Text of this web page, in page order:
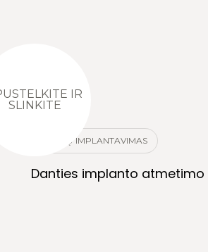
DANTŲ IMPLANTAVIMAS
Danties implanto atmetimo
IR
SLINKITE